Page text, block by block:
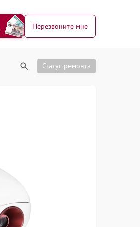
Перезвоните мне
Статус ремонта